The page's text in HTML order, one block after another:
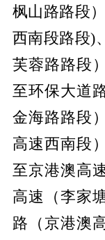
枫山路路段
西南段路段)
芙蓉路路段
至环保大道
金海路路段
高速西南段
至京港澳高
高速（李家
路（京港澳